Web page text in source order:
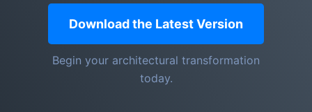
Download the Latest Version
Begin your architectural transformation
today.